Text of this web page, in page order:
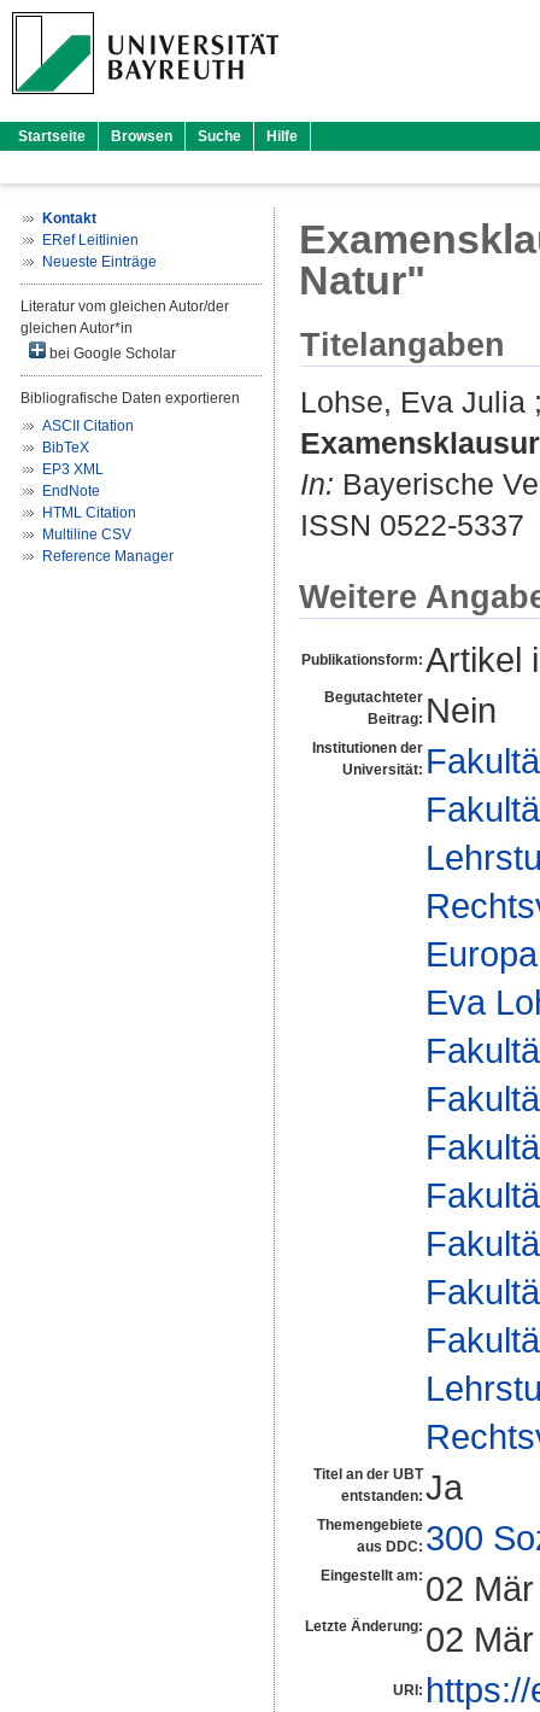
Startseite Browsen Suche Hilfe
Kontakt
ERef Leitlinien
Neueste Einträge
Literatur vom gleichen Autor/der
gleichen Autor*in
bei Google Scholar
Bibliografische Daten exportieren
ASCII Citation
BibTeX
EP3 XML
EndNote
HTML Citation
Multiline CSV
Reference Manager
Natur"
Titelangaben
Lohse, Eva Julia
In: Bayerische
ISSN 0522-5337
Weitere
Publikationsform: Artikel
Begutachteter
Beitrag: Nein
Institutionen der
Universität:
Eva
Titel an der UBT
entstanden: Ja
Themengebiete
aus DDC: 300
Eingestellt am: 02
Letzte Änderung: 02
URI: